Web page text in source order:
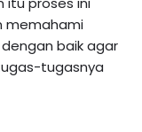
memahami
baik agar
tugasnya